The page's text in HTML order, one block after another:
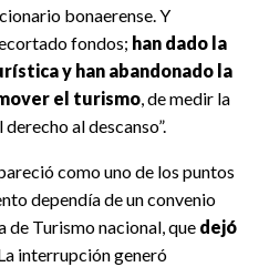
bonaerense. Y
fondos; han dado la
y han abandonado la
el turismo, de medir la
al descanso”.
como uno de los puntos
dependía de un convenio
de Turismo nacional, que dejó
interrupción generó